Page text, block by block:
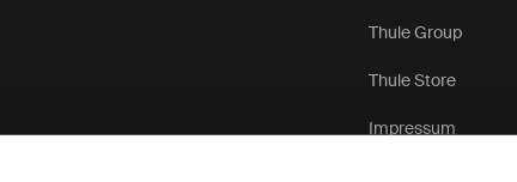
Thule Group
Thule Store
Impressum